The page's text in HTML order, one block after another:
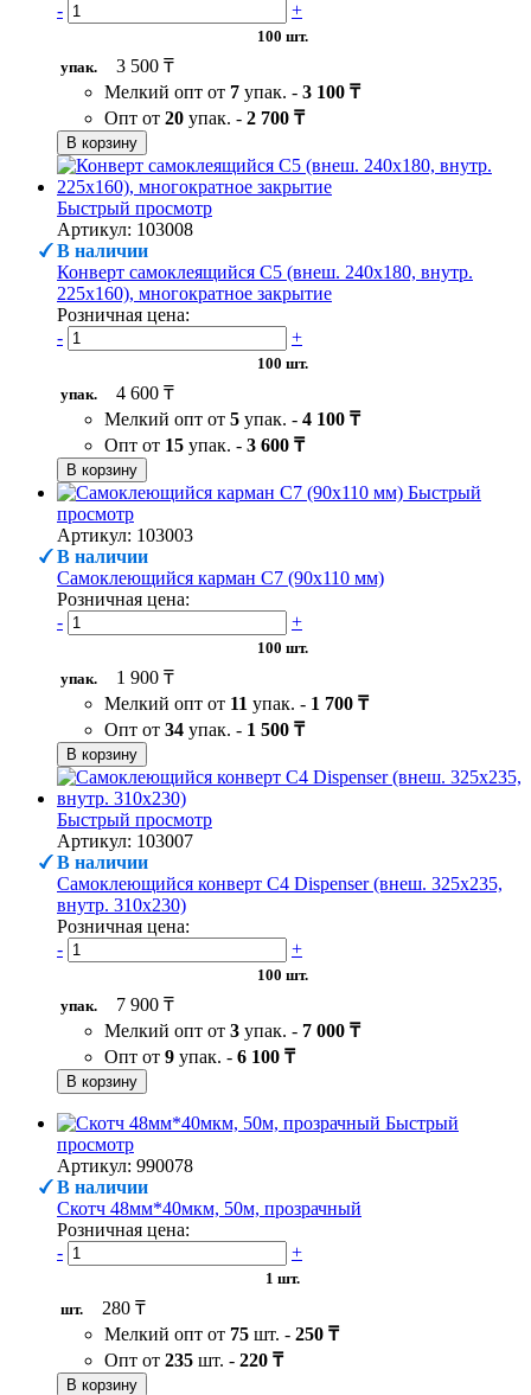
- +
100 шт.
упак.
3 500 ₸
Мелкий опт от 7 упак. - 3 100 ₸
Опт от 20 упак. - 2 700 ₸
В корзину
Быстрый просмотр
Артикул: 103008
В наличии
Конверт самоклеящийся С5 (внеш. 240х180, внутр.
225х160), многократное закрытие
Розничная цена:
-
+
100 шт.
упак.
4 600 ₸
Мелкий опт от 5 упак. - 4 100 ₸
Опт от 15 упак. - 3 600 ₸
В корзину
Быстрый
просмотр
Артикул: 103003
В наличии
Самоклеющийся карман C7 (90х110 мм)
Розничная цена:
-
+
100 шт.
упак.
1 900 ₸
Мелкий опт от 11 упак. - 1 700 ₸
Опт от 34 упак. - 1 500 ₸
В корзину
Быстрый просмотр
Артикул: 103007
В наличии
Самоклеющийся конверт С4 Dispenser (внеш. 325х235,
внутр. 310х230)
Розничная цена:
-
+
100 шт.
упак.
7 900 ₸
Мелкий опт от 3 упак. - 7 000 ₸
Опт от 9 упак. - 6 100 ₸
В корзину
Быстрый
просмотр
Артикул: 990078
В наличии
Скотч 48мм*40мкм, 50м, прозрачный
Розничная цена:
-
+
1 шт.
шт.
280 ₸
Мелкий опт от 75 шт. - 250 ₸
Опт от 235 шт. - 220 ₸
В корзину